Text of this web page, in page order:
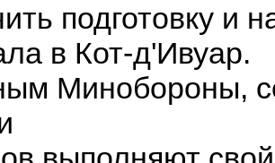
подготовку и
в Кот-д'Ивуар.
Минобороны,